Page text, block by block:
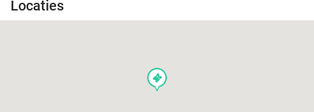
Locaties
events